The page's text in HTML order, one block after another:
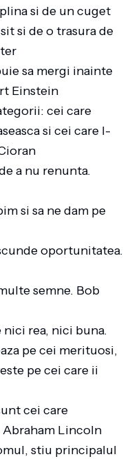
si de un cuget
si de o trasura de
sa mergi inainte
Einstein
cei care
si cei care l-
a nu renunta.
si sa ne dam pe
oportunitatea.
semne. Bob
rea, nici buna.
pe cei merituosi,
pe cei care ii
cei care
Abraham Lincoln
stiu principalul